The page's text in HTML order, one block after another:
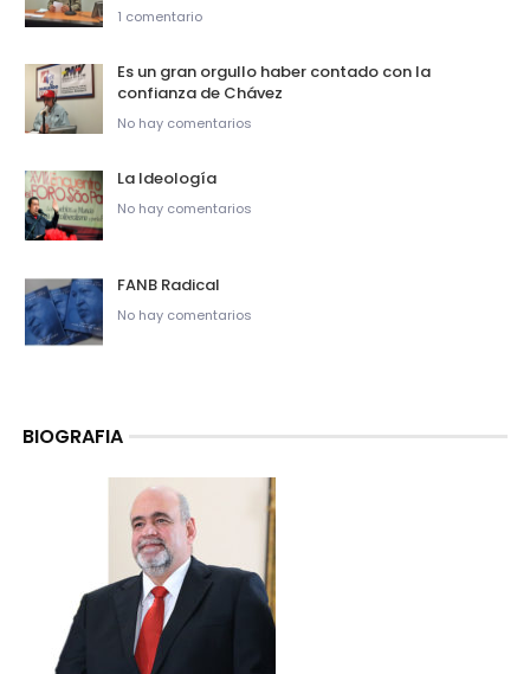
1 comentario
Es un gran orgullo haber contado con la
confianza de Chávez
No hay comentarios
La Ideología
No hay comentarios
FANB Radical
No hay comentarios
BIOGRAFIA